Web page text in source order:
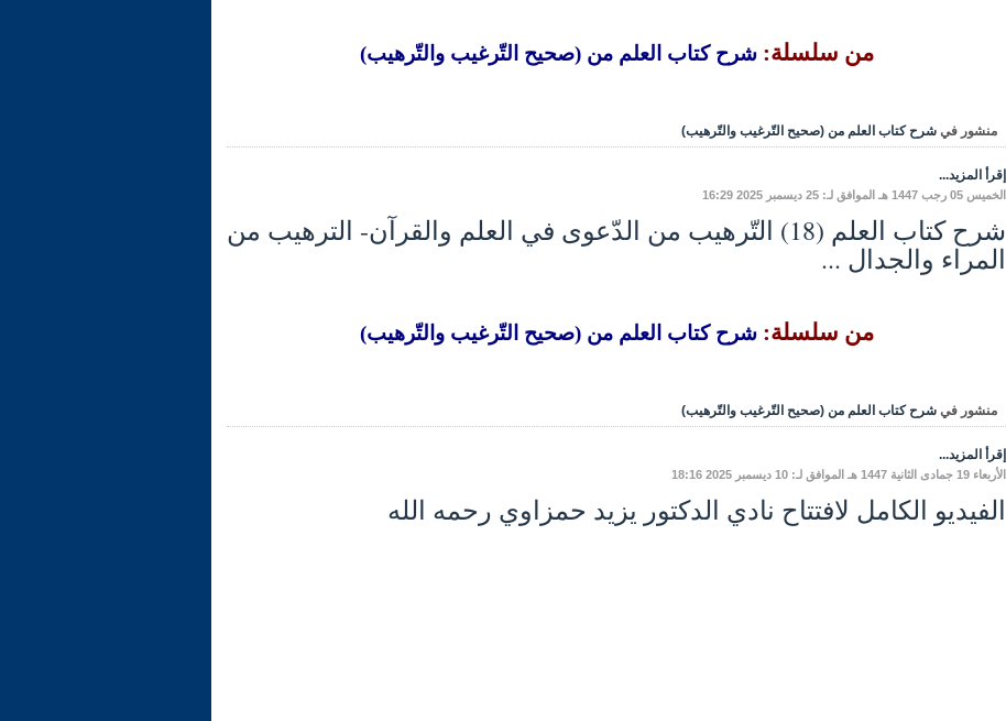
من سلسلة:شرح كتاب العلم من (صحيح التّرغيب والتّرهيب)
منشور في شرح كتاب العلم من (صحيح التّرغيب والتّرهيب)
إقرأ المزيد...
الخميس 05 رجب 1447 هـ الموافق لـ: 25 ديسمبر 2025 16:29
شرح كتاب العلم (18) التّرهيب من الدّعوى في العلم والقرآن- الترهيب من
المراء والجدال ...
من سلسلة:شرح كتاب العلم من (صحيح التّرغيب والتّرهيب)
منشور في شرح كتاب العلم من (صحيح التّرغيب والتّرهيب)
إقرأ المزيد...
الأربعاء 19 جمادى الثانية 1447 هـ الموافق لـ: 10 ديسمبر 2025 18:16
الفيديو الكامل لافتتاح نادي الدكتور يزيد حمزاوي رحمه الله